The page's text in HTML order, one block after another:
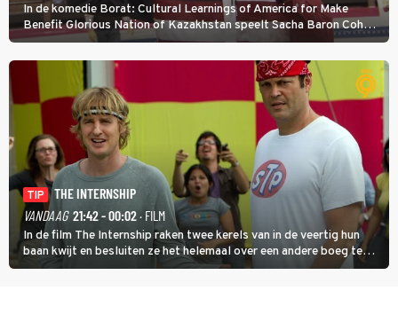
In de komedie Borat: Cultural Learnings of America for Make
Benefit Glorious Nation of Kazakhstan speelt Sacha Baron Cohen
een Kazachse journalist die naar Amerika komt om een tv-
programma te maken.
TIP
THE INTERNSHIP
VANDAAG 21:42 - 00:02· FILM
In de film The Internship raken twee kerels van in de veertig hun
baan kwijt en besluiten ze het helemaal over een andere boeg te
gooien door als stagiair aan de slag te gaan bij Google.